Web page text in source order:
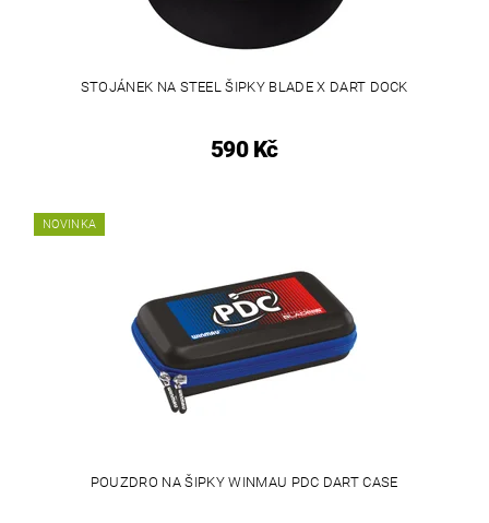
STOJÁNEK NA STEEL ŠIPKY BLADE X DART DOCK
590 Kč
NOVINKA
POUZDRO NA ŠIPKY WINMAU PDC DART CASE